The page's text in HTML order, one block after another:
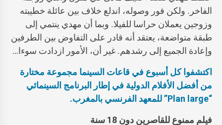
الفاخر. ولكن فور وصوله، اندلع خلاف بين عائلة خطيبته
وزوجين يعملان حراسا للفيلا. وبما أن مهدي ينتمي إلى
طبقة متواضعة، يعتقد أنه قادر على التفاوض بين الطرفين
وإعادة الجميع إلى رشدهم. غير أن، الأمور ازدادت سوءا…
اكتشفوا كل أسبوع في قاعات السينما مجموعة مختارة
من أفضل الأفلام الدولية في إطار البرنامج السينمائي
“
Plan large” للمعهد الفرنسي بالمغرب.
فيلم ممنوع للقاصرين دون 18 سنة